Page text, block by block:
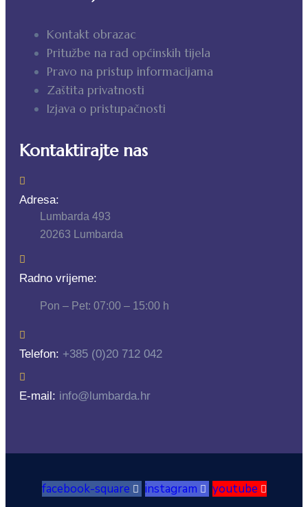
Kontakt obrazac
Pritužbe na rad općinskih tijela
Pravo na pristup informacijama
Zaštita privatnosti
Izjava o pristupačnosti
Kontaktirajte nas
Adresa:
Lumbarda 493
20263 Lumbarda
Radno vrijeme:
Pon – Pet: 07:00 – 15:00 h
Telefon: +385 (0)20 712 042
E-mail: info@lumbarda.hr
facebook-square instagram youtube